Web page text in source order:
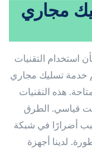
مجاري
استخدام التقنيات
خدمة تسليك مجاري
هذه التقنيات
قياسي. الطرق
أضرارًا في شبكة
لدينا أجهزة